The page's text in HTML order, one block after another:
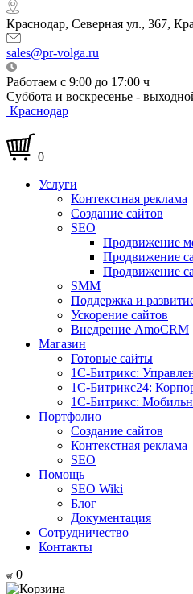
Краснодар, Северная ул., 367,
sales@pr-volga.ru
Работаем с 9:00 до 17:00 ч
Суббота и воскресенье -
Краснодар
0
Услуги
Контекстная реклама
Создание сайтов
SEO
Продвижение
Продвижение
Продвижение
SMM
Поддержка и
Ускорение сайтов
Внедрение AmoCRM
Магазин
Готовые сайты
1С-Битрикс:
1С-Битрикс24:
1С-Битрикс:
Портфолио
Создание сайтов
Контекстная реклама
SEO
Помощь
SEO Wiki
Блог
Документация
Сотрудничество
Контакты
0